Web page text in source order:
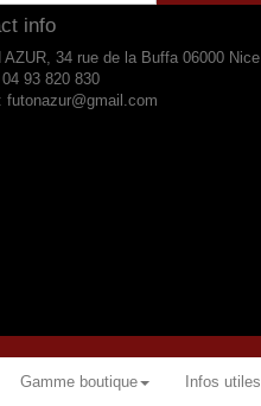
info
AZUR, 34 rue de la Buffa 06000 Nice
04 93 820 830
futonazur@gmail.com
Gamme boutique Infos utiles